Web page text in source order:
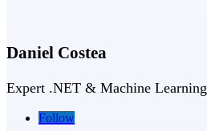
Daniel Costea
Expert .NET & Machine Learning
Follow